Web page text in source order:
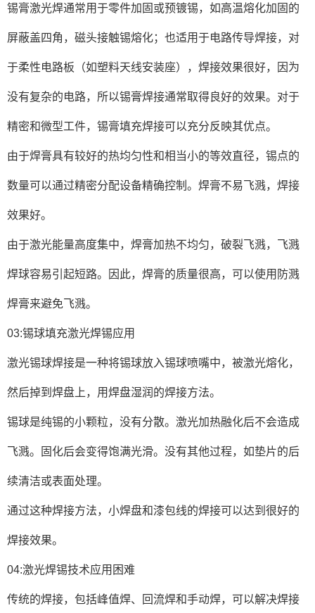
锡膏激光焊通常用于零件加固或预镀锡，如高温熔化加固的
屏蔽盖四角，磁头接触锡熔化；也适用于电路传导焊接，对
于柔性电路板（如塑料天线安装座），焊接效果很好，因为
没有复杂的电路，所以锡膏焊接通常取得良好的效果。对于
精密和微型工件，锡膏填充焊接可以充分反映其优点。
由于焊膏具有较好的热均匀性和相当小的等效直径，锡点的
数量可以通过精密分配设备精确控制。焊膏不易飞溅，焊接
效果好。
由于激光能量高度集中，焊膏加热不均匀，破裂飞溅，飞溅
焊球容易引起短路。因此，焊膏的质量很高，可以使用防溅
焊膏来避免飞溅。
03:锡球填充激光焊锡应用
激光锡球焊接是一种将锡球放入锡球喷嘴中，被激光熔化，
然后掉到焊盘上，用焊盘湿润的焊接方法。
锡球是纯锡的小颗粒，没有分散。激光加热融化后不会造成
飞溅。固化后会变得饱满光滑。没有其他过程，如垫片的后
续清洁或表面处理。
通过这种焊接方法，小焊盘和漆包线的焊接可以达到很好的
焊接效果。
04:激光焊锡技术应用困难
传统的焊接，包括峰值焊、回流焊和手动焊，可以解决焊接